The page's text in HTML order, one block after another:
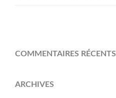
COMMENTAIRES RÉCENTS
ARCHIVES